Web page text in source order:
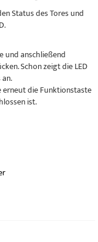
Status des Tores und
und anschließend
Schon zeigt die LED
erneut die Funktionstaste
ist.